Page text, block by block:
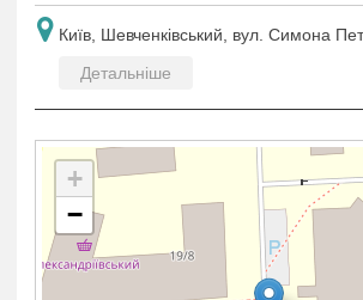
Київ, Шевченківський, вул. Симона
Детальніше
+
−